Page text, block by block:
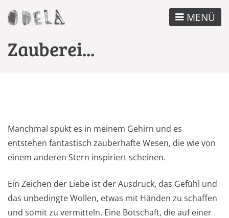
zum
MENÜ
Zauberei...
Manchmal spukt es in meinem Gehirn und es
entstehen fantastisch zauberhafte Wesen, die wie von
einem anderen Stern inspiriert scheinen.
Ein Zeichen der Liebe ist der Ausdruck, das Gefühl und
das unbedingte Wollen, etwas mit Händen zu schaffen
und somit zu vermitteln. Eine Botschaft, die auf einer